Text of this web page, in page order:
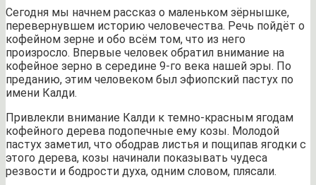
Сегодня мы начнем рассказ о маленьком зёрнышке,
перевернувшем историю человечества. Речь пойдёт о
кофейном зерне и обо всём том, что из него
произросло. Впервые человек обратил внимание на
кофейное зерно в середине 9-го века нашей эры. По
преданию, этим человеком был эфиопский пастух по
имени Калди.
Привлекли внимание Калди к темно-красным ягодам
кофейного дерева подопечные ему козы. Молодой
пастух заметил, что ободрав листья и пощипав ягодки с
этого дерева, козы начинали показывать чудеса
резвости и бодрости духа, одним словом, плясали.